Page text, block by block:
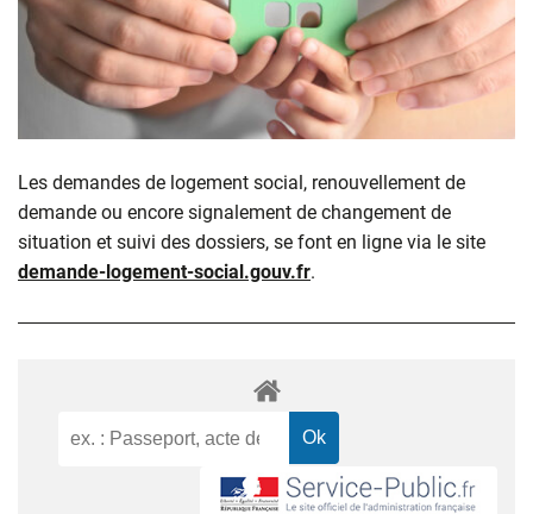
Les demandes de logement social, renouvellement de
demande ou encore signalement de changement de
situation et suivi des dossiers, se font en ligne via le site
demande-logement-social.gouv.fr.